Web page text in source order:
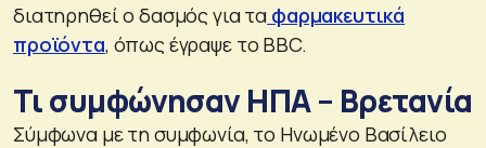
διατηρηθεί ο δασμός για τα φαρμακευτικά
προϊόντα, όπως έγραψε το BBC.
Τι συμφώνησαν ΗΠΑ – Βρετανία
Σύμφωνα με τη συμφωνία, το Ηνωμένο Βασίλειο